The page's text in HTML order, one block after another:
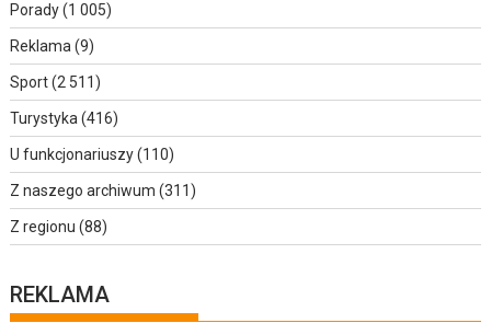
Porady(1 005)
Reklama(9)
Sport(2 511)
Turystyka(416)
U funkcjonariuszy(110)
Z naszego archiwum (311)
Z regionu (88)
REKLAMA